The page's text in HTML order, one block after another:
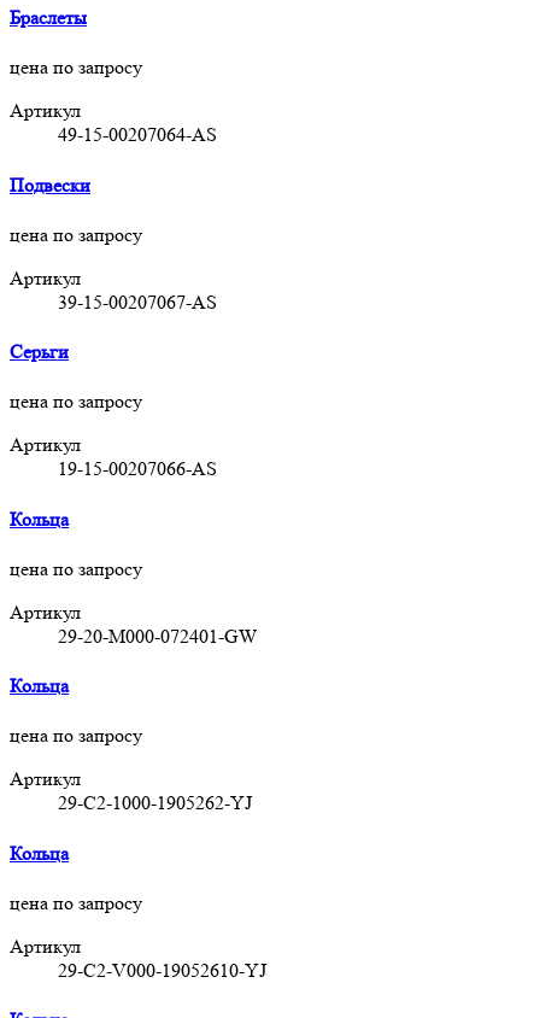
Браслеты
цена по запросу
Артикул
49-15-00207064-AS
Подвески
цена по запросу
Артикул
39-15-00207067-AS
Серьги
цена по запросу
Артикул
19-15-00207066-AS
Кольца
цена по запросу
Артикул
29-20-M000-072401-GW
Кольца
цена по запросу
Артикул
29-C2-1000-1905262-YJ
Кольца
цена по запросу
Артикул
29-C2-V000-19052610-YJ